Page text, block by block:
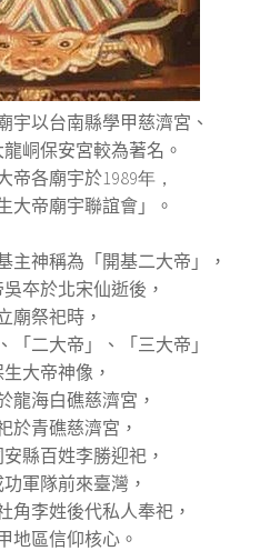
宇以台南縣學甲慈濟宮、
峒保安宮較為著名。
帝各廟宇於1989年，
大帝廟宇聯誼會」。
主神稱為「開基二大帝」，
夲於北宋仙逝後，
廟祭祀時，
「二大帝」、「三大帝」
大帝神像，
龍海白礁慈濟宮，
於青礁慈濟宮，
縣百姓李勝迎祀，
軍隊前來臺灣，
角李姓後代私人奉祀，
地區信仰核心。